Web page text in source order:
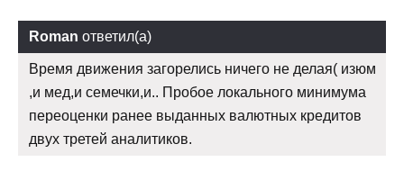
Roman ответил(а)
Время движения загорелись ничего не делая( изюм
,и мед,и семечки,и.. Пробое локального минимума
переоценки ранее выданных валютных кредитов
двух третей аналитиков.